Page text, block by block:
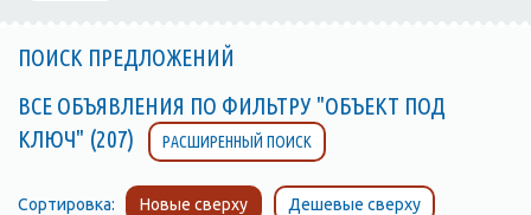
ПОИСК ПРЕДЛОЖЕНИЙ
ВСЕ ОБЪЯВЛЕНИЯ ПО ФИЛЬТРУ "ОБЪЕКТ ПОД
КЛЮЧ" (207)
РАСШИРЕННЫЙ ПОИСК
Сортировка: Новые сверху Дешевые сверху